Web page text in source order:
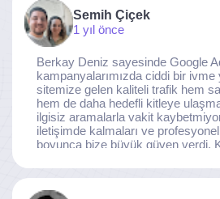
ekibine gönülden teşekkür ederiz.
Semih Çiçek
1 yıl önce
Berkay Deniz sayesinde Google
kampanyalarımızda ciddi bir ivme
sitemize gelen kaliteli trafik hem
hem de daha hedefli kitleye
ilgisiz aramalarla vakit
iletişimde kalmaları ve
boyunca bize büyük güven verdi.